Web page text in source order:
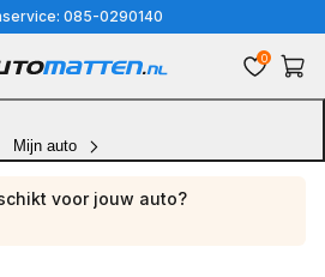
085-0290140
Mijn auto
0
voor jouw auto?